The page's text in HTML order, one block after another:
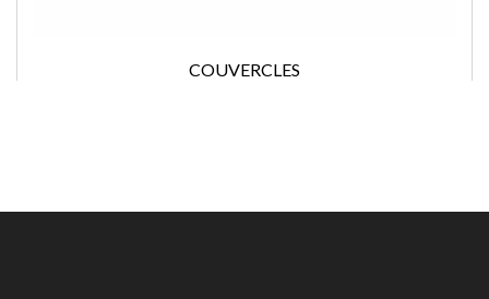
COUVERCLES